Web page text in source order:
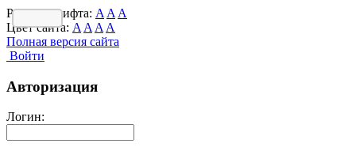
Размер шрифта: A A A
Цвет сайта: A A A A
Полная версия сайта
Войти
Авторизация
Логин: